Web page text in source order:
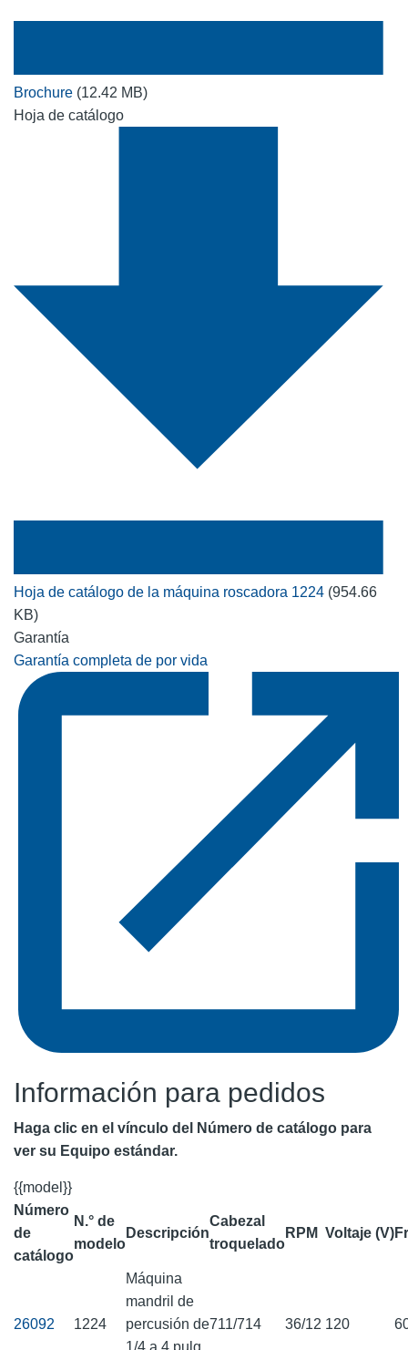
Brochure (12.42 MB)
Hoja de catálogo
Hoja de catálogo de la máquina roscadora 1224 (954.66
KB)
Garantía
Garantía completa de por vida
Información para pedidos
Haga clic en el vínculo del Número de catálogo para
ver su Equipo estándar.
{{model}}
Número
de
catálogo
N.° de
modelo
Descripción
Cabezal
troquelado
RPM Voltaje (V)
26092 1224
Máquina
mandril de
percusión de711/714 36/12 120